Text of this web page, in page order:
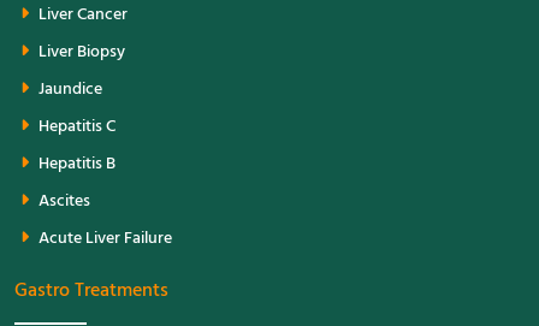
Liver Cancer
Liver Biopsy
Jaundice
Hepatitis C
Hepatitis B
Ascites
Acute Liver Failure
Gastro Treatments